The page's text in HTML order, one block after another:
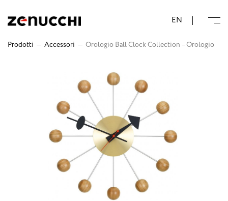
EN
Prodotti — Accessori — Orologio Ball Clock Collection – Orologio